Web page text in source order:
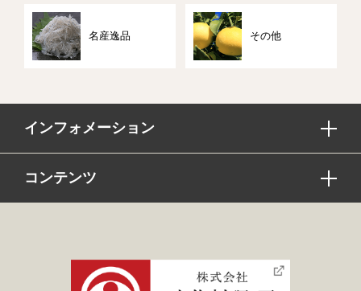
名産逸品 その他
インフォメーション
コンテンツ